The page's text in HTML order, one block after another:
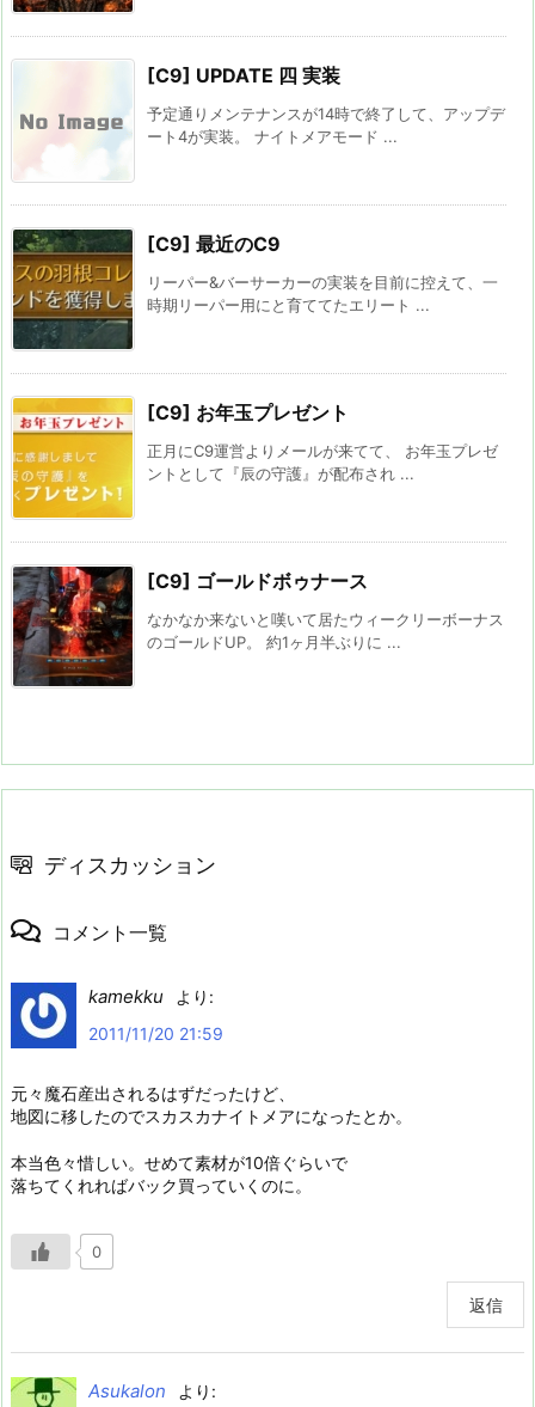
[C9] UPDATE 四 実装
予定通りメンテナンスが14時で終了して、アップデ
ート4が実装。 ナイトメアモード ...
[C9] 最近のC9
リーパー&バーサーカーの実装を目前に控えて、一
時期リーパー用にと育ててたエリート ...
[C9] お年玉プレゼント
正月にC9運営よりメールが来てて、 お年玉プレゼ
ントとして『辰の守護』が配布され ...
[C9] ゴールドボゥナース
なかなか来ないと嘆いて居たウィークリーボーナス
のゴールドUP。 約1ヶ月半ぶりに ...
ディスカッション
コメント一覧
kamekku
より:
2011/11/20 21:59
元々魔石産出されるはずだったけど、
地図に移したのでスカスカナイトメアになったとか。
本当色々惜しい。せめて素材が10倍ぐらいで
落ちてくれればバック買っていくのに。
0
返信
Asukalon
より: